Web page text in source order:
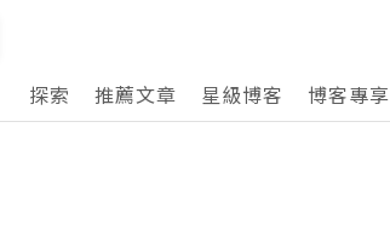
探索
推薦文章 星級博客 博客專享